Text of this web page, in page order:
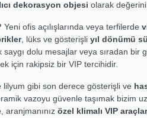
dekorasyon objesi olarak
Yeni ofis açılışlarında veya terfilerde
, lüks ve gösterişli yıl dönümü
dolu mesajlar veya sıradan bir
için rakipsiz bir VIP tercihidir.
lilyum gibi son derece gösterişli ve
vazoyu güvenle taşımak bizim
aranjmanınız özel klimalı VIP